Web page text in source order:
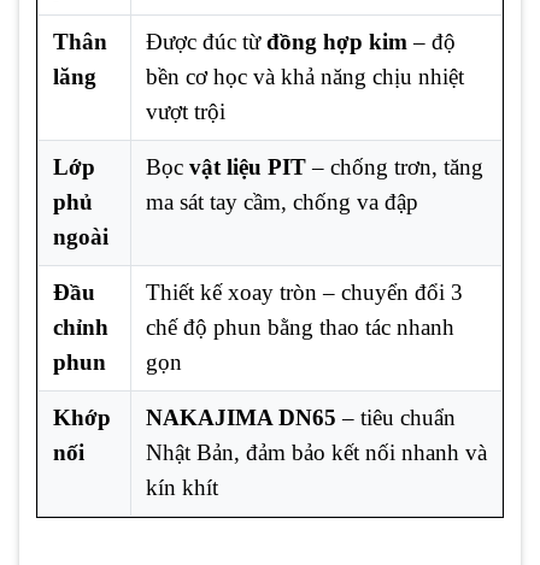
Thân
lăng
Được đúc từđồng hợp kim – độ
bền cơ học và khả năng chịu nhiệt
vượt trội
Lớp
phủ
ngoài
Bọc vật liệu PIT– chống trơn, tăng
ma sát tay cầm, chống va đập
Đầu
chỉnh
phun
Thiết kế xoay tròn – chuyển đổi 3
chế độ phun bằng thao tác nhanh
gọn
Khớp
nối
NAKAJIMA DN65 – tiêu chuẩn
Nhật Bản, đảm bảo kết nối nhanh và
kín khít